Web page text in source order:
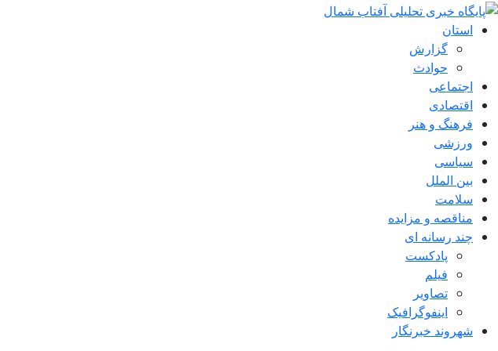
استان
گزارش
حوادث
اجتماعی
اقتصادی
فرهنگ و هنر
ورزشی
سیاسی
بین الملل
سلامت
مناقصه و مزایده
چند رسانه ای
پادکست
فیلم
تصاویر
اینفوگرافیک
شهروند خبرنگار